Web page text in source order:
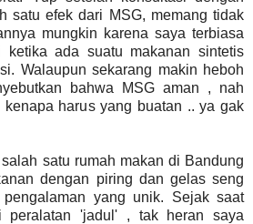
satu efek dari MSG, memang tidak
mungkin karena saya terbiasa
ketika ada suatu makanan sintetis
Walaupun sekarang makin heboh
bahwa MSG aman , nah
harus yang buatan .. ya gak
satu rumah makan di Bandung
dengan piring dan gelas seng
yang unik. Sejak saat
peralatan 'jadul' , tak heran saya